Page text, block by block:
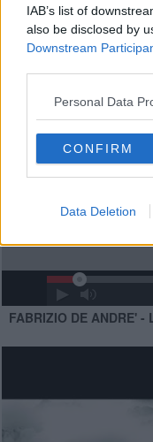
IAB’s list of
also be disclosed by
Downstream
Personal Data
CONFIRM
Data Deletion
FABRIZIO DE ANDRE'